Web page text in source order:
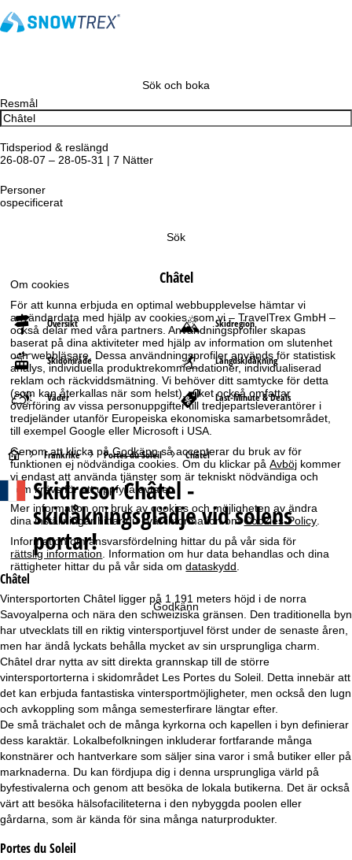
Om cookies
För att kunna erbjuda en optimal webbupplevelse hämtar vi
användardata med hjälp av cookies, som vi – TravelTrex GmbH –
också delar med våra partners. Användningsprofiler skapas
baserat på dina aktiviteter med hjälp av information om slutenhet
och webbläsare. Dessa användningsprofiler används för statistisk
analys, individuella produktrekommendationer, individualiserad
reklam och räckviddsmätning. Vi behöver ditt samtycke för detta
(som kan återkallas när som helst), vilket också omfattar
överföring av vissa personuppgifter till tredjepartsleverantörer i
tredjeländer utanför Europeiska ekonomiska samarbetsområdet,
till exempel Google eller Microsoft i USA.
Genom att klicka påGodkännså accepterar du bruk av för
funktionen ej nödvändiga cookies. Om du klickar påAvböj kommer
vi endast att använda tjänster som är tekniskt nödvändiga och
som krävs för att uppfylla avtalet.
Mer information om bruk av cookies och möjligheten av ändra
dina inställningar hittar du i vår information omCookies-Policy.
Information om ansvarsfördelning hittar du på vår sida för
rättslig information. Information om hur data behandlas och dina
rättigheter hittar du på vår sida omdataskydd.
Godkänn
Sök och boka
Resmål
Tidsperiod & reslängd
26-08-07 – 28-05-31 | 7 Nätter
Personer
ospecificerat
Sök
Châtel
Översikt Skidregion
Skidområde Längdskidåkning
Väder Last-Minute & Deals
S
t
a
r
t
s
i
d
a
Frankrike Portes du Soleil Châtel
SkidresorChâtel -
skidåkningsglädje vid solens
portar!
Châtel
Vintersportorten Châtel ligger på 1 191 meters höjd i de norra
Savoyalperna och nära den schweiziska gränsen. Den traditionella byn
har utvecklats till en riktig vintersportjuvel först under de senaste åren,
men har ändå lyckats behålla mycket av sin ursprungliga charm.
Châtel drar nytta av sitt direkta grannskap till de större
vintersportorterna i skidområdet Les Portes du Soleil. Detta innebär att
det kan erbjuda fantastiska vintersportmöjligheter, men också den lugn
och avkoppling som många semesterfirare längtar efter.
De små trächalet och de många kyrkorna och kapellen i byn definierar
dess karaktär. Lokalbefolkningen inkluderar fortfarande många
konstnärer och hantverkare som säljer sina varor i små butiker eller på
marknaderna. Du kan fördjupa dig i denna ursprungliga värld på
byfestivalerna och genom att besöka de lokala butikerna. Det är också
värt att besöka hälsofaciliteterna i den nybyggda poolen eller
gårdarna, som är kända för sina många naturprodukter.
Portes du Soleil